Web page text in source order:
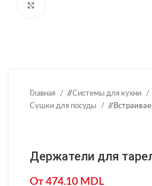
Главная / Системы для кухни
Сушки для посуды
/
Держатели для
От 474.10 MDL